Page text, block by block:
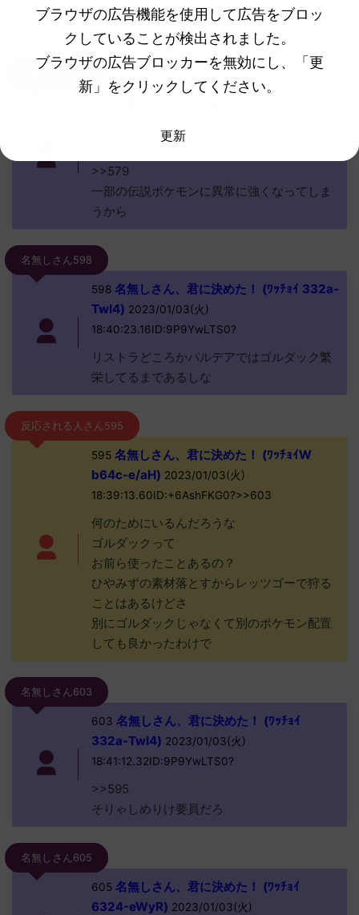
至るとことに配置してるゴルダックにはなん
もないのおかしいよな
18:40:18.31ID:yhEI8yqQ0?
>>579
一部の伝説ポケモンに異常に強くなってしま
うから
名無しさん598
598名無しさん、君に決めた！ (ﾜｯﾁｮｲ 332a-
TwI4) 2023/01/03(火)
18:40:23.16ID:9P9YwLTS0?
リストラどころかパルデアではゴルダック繁
栄してるまであるしな
反応される人さん595
595名無しさん、君に決めた！ (ﾜｯﾁｮｲW
b64c-e/aH) 2023/01/03(火)
18:39:13.60ID:+6AshFKG0?>>603
何のためにいるんだろうな
ゴルダックって
お前ら使ったことあるの？
ひやみずの素材落とすからレッツゴーで狩る
ことはあるけどさ
別にゴルダックじゃなくて別のポケモン配置
しても良かったわけで
名無しさん603
603 名無しさん、君に決めた！ (ﾜｯﾁｮｲ
332a-TwI4) 2023/01/03(火)
18:41:12.32ID:9P9YwLTS0?
>>595
そりゃしめりけ要員だろ
名無しさん605
605名無しさん、君に決めた！ (ﾜｯﾁｮｲ
6324-eWyR) 2023/01/03(火)
ブラウザの広告機能を使用して広告をブロッ
クしていることが検出されました。
ブラウザの広告ブロッカーを無効にし、「更
新」をクリックしてください。
更新